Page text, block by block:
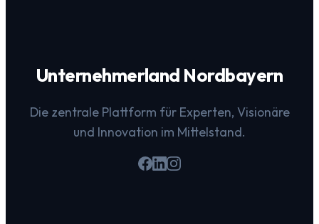
Unternehmerland Nordbayern
Die zentrale Plattform für Experten, Visionäre
und Innovation im Mittelstand.